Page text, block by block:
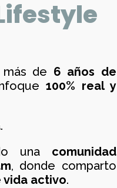
de 6 años de
100% real y
.
una comunidad
, donde comparto
vida activo.